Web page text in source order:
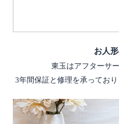
お人
東玉はアフターサ
3年間保証と修理を承ってお